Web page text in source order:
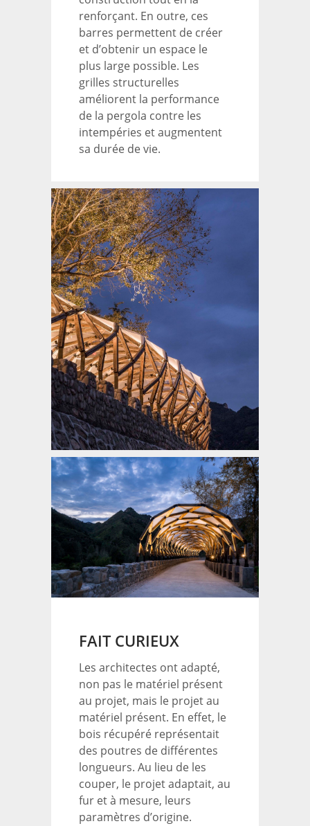
renforçant. En outre, ces
barres permettent de créer
et d’obtenir un espace le
plus large possible. Les
grilles structurelles
améliorent la performance
de la pergola contre les
intempéries et augmentent
sa durée de vie.
FAIT CURIEUX
Les architectes ont adapté,
non pas le matériel présent
au projet, mais le projet au
matériel présent. En effet, le
bois récupéré représentait
des poutres de différentes
longueurs. Au lieu de les
couper, le projet adaptait, au
fur et à mesure, leurs
paramètres d’origine.